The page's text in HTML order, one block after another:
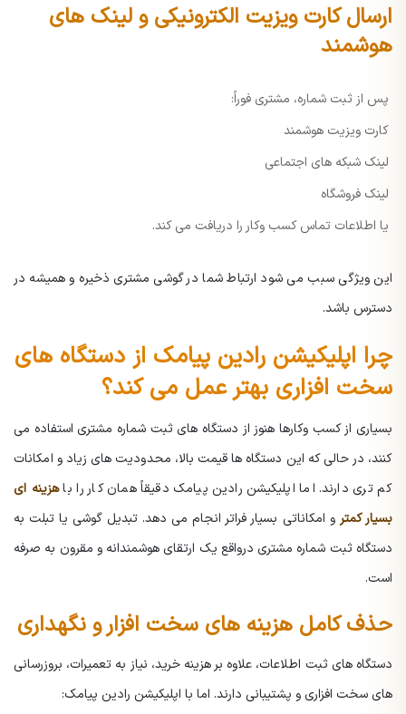
ارسال کارت ویزیت الکترونیکی و لینک های
هوشمند
پس از ثبت شماره، مشتری فوراً:
کارت ویزیت هوشمند
لینک شبکه های اجتماعی
لینک فروشگاه
یا اطلاعات تماس کسب وکار را دریافت می کند.
این ویژگی سبب می شود ارتباط شما در گوشی مشتری ذخیره و همیشه در
دسترس باشد.
چرا اپلیکیشن رادین پیامک از دستگاه های
سخت افزاری بهتر عمل می کند؟
بسیاری از کسب وکارها هنوز از دستگاه های ثبت شماره مشتری استفاده می
کنند، در حالی که این دستگاه ها قیمت بالا، محدودیت های زیاد و امکانات
کم تری دارند. اما اپلیکیشن رادین پیامک دقیقاً همان کار را باهزینه ای
بسیار کمتر و امکاناتی بسیار فراتر انجام می دهد. تبدیل گوشی یا تبلت به
دستگاه ثبت شماره مشتری درواقع یک ارتقای هوشمندانه و مقرون به صرفه
است.
حذف کامل هزینه های سخت افزار و نگهداری
دستگاه های ثبت اطلاعات، علاوه بر هزینه خرید، نیاز به تعمیرات، بروزرسانی
های سخت افزاری و پشتیبانی دارند. اما با اپلیکیشن رادین پیامک: